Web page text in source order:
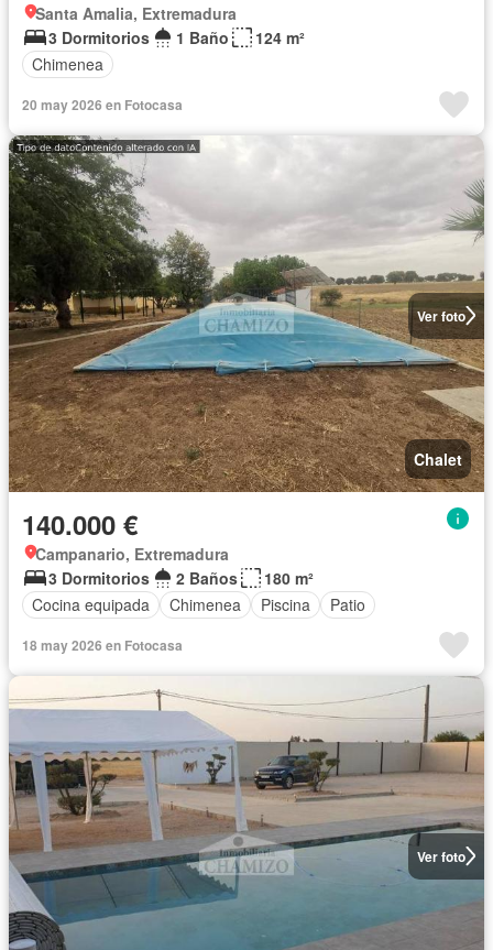
Santa Amalia, Extremadura
3 Dormitorios
1 Baño
124 m²
Chimenea
20 may 2026 en Fotocasa
Ver foto
Chalet
140.000 €
Campanario, Extremadura
3 Dormitorios
2 Baños
180 m²
Cocina equipada
Chimenea Piscina Patio
18 may 2026 en Fotocasa
Ver foto